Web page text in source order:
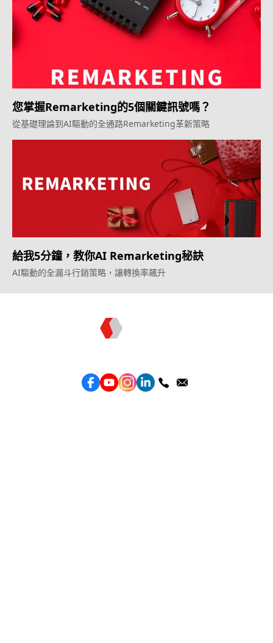
您掌握Remarketing的5個關鍵訊號嗎？
從基礎理論到AI驅動的全通路Remarketing革新策略
給我5分鐘，教你AI Remarketing秘訣
AI驅動的全漏斗行銷策略，讓轉換率飆升